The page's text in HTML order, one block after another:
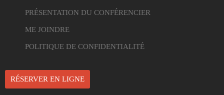
PRÉSENTATION DU CONFÉRENCIER
ME JOINDRE
POLITIQUE DE CONFIDENTIALITÉ
RÉSERVER EN LIGNE